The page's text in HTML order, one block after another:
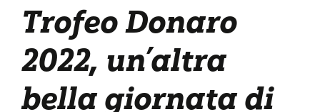
Trofeo Donaro
2022, un’altra
bella giornata di